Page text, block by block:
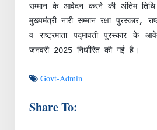
सम्मान के आवेदन करने की अंतिम
मुख्यमंत्री नारी सम्मान रक्षा पुरस्कार,
व राष्ट्रमाता पद्मावती पुरस्कार के
जनवरी 2025 निर्धारित की गई है।
Govt-Admin
Share To: